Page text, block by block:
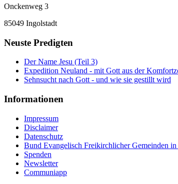
Onckenweg 3
85049 Ingolstadt
Neuste Predigten
Der Name Jesu (Teil 3)
Expedition Neuland - mit Gott aus der
Sehnsucht nach Gott - und wie sie gestillt wird
Informationen
Impressum
Disclaimer
Datenschutz
Bund Evangelisch Freikirchlicher Gemeinden in
Spenden
Newsletter
Communiapp